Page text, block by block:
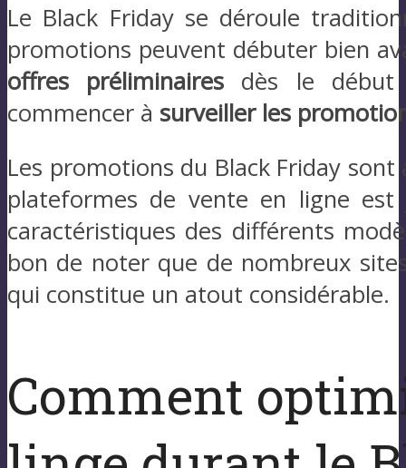
Le Black Friday se déroule
promotions peuvent débuter bien
offres préliminaires dès le début
commencer à surveiller les
Les promotions du Black Friday
plateformes de vente en ligne
caractéristiques des différents
bon de noter que de nombreux
qui constitue un atout considérable.
Comment